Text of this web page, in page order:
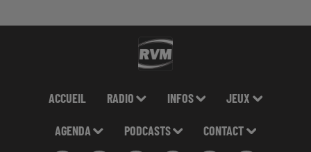
ACCUEIL RADIO INFOS JEUX
AGENDA PODCASTS CONTACT